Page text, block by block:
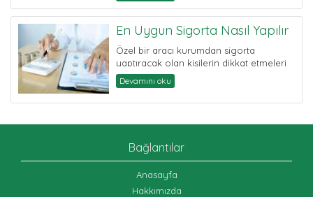
En Uygun Sigorta Nasıl Yapılır
Özel bir aracı kurumdan sigorta
yaptıracak olan kişilerin dikkat etmeleri
gereken en önemli hususlardan biri ...
Devamını oku
Bağlantılar
Anasayfa
Hakkımızda